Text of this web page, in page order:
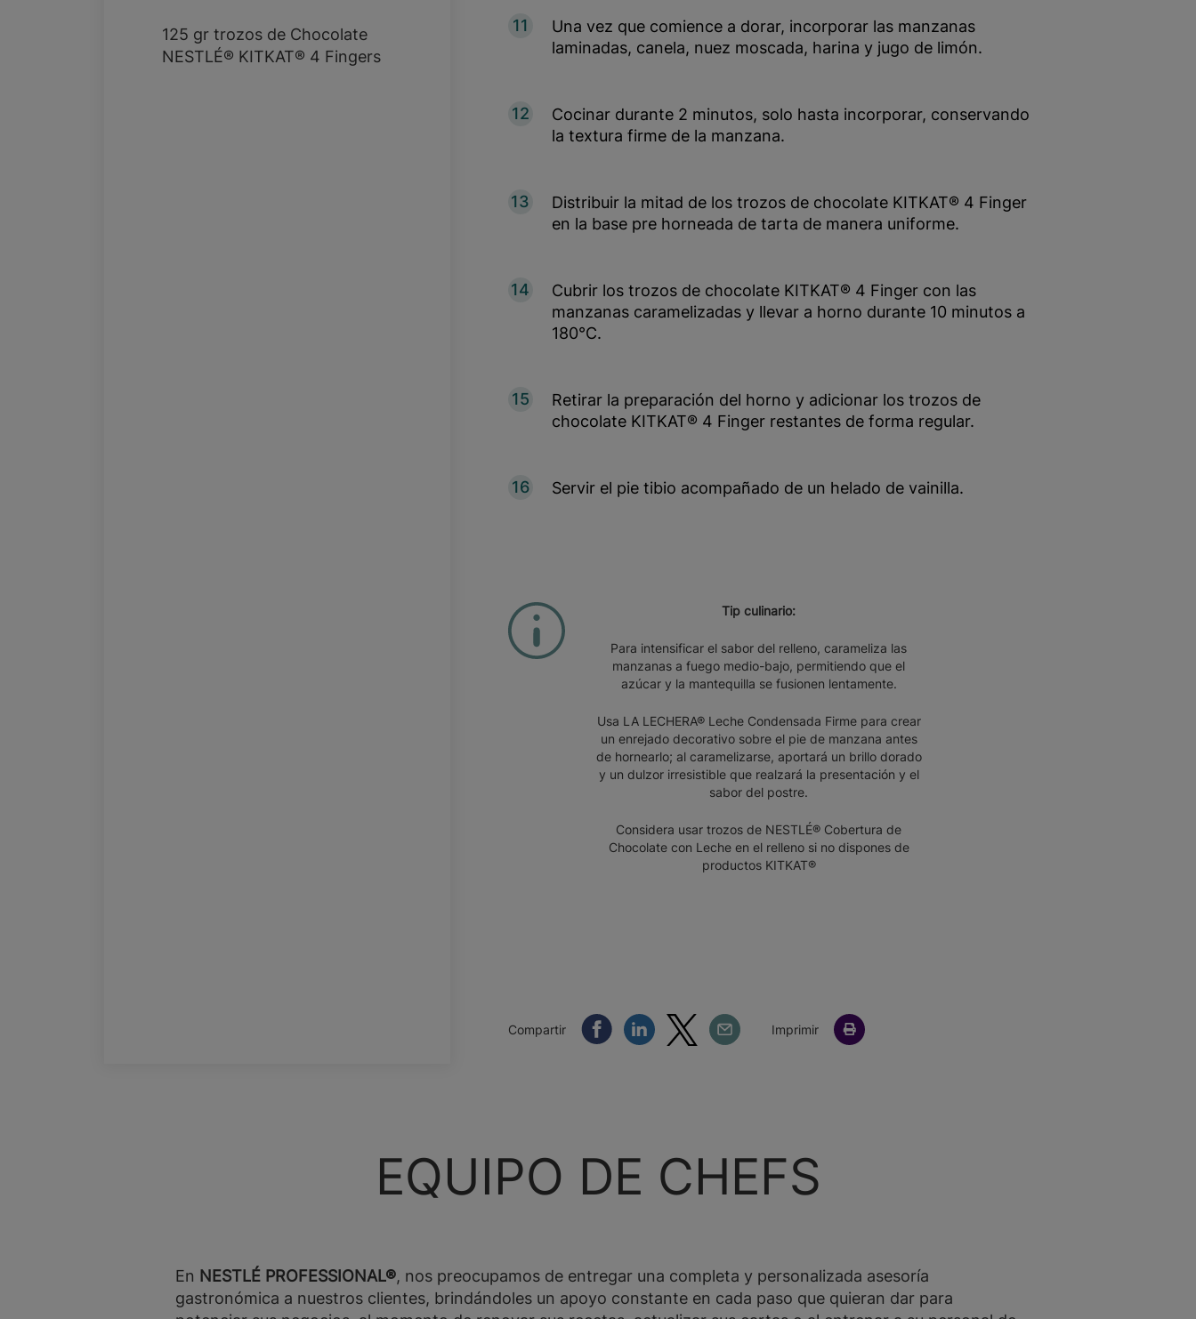
125 gr trozos de Chocolate
NESTLÉ® KITKAT® 4 Fingers
11
Una vez que comience a dorar, incorporar las manzanas
laminadas, canela, nuez moscada, harina y jugo de limón.
12
Cocinar durante 2 minutos, solo hasta incorporar, conservando
la textura firme de la manzana.
13
Distribuir la mitad de los trozos de chocolate KITKAT® 4 Finger
en la base pre horneada de tarta de manera uniforme.
14
Cubrir los trozos de chocolate KITKAT® 4 Finger con las
manzanas caramelizadas y llevar a horno durante 10 minutos a
180°C.
15
Retirar la preparación del horno y adicionar los trozos de
chocolate KITKAT® 4 Finger restantes de forma regular.
16 Servir el pie tibio acompañado de un helado de vainilla.
Tip culinario:
Para intensificar el sabor del relleno, carameliza las
manzanas a fuego medio-bajo, permitiendo que el
azúcar y la mantequilla se fusionen lentamente.
Usa LA LECHERA® Leche Condensada Firme para crear
un enrejado decorativo sobre el pie de manzana antes
de hornearlo; al caramelizarse, aportará un brillo dorado
y un dulzor irresistible que realzará la presentación y el
sabor del postre.
Considera usar trozos de NESTLÉ® Cobertura de
Chocolate con Leche en el relleno si no dispones de
productos KITKAT®
Compartir Compartir Facebook
Compartir Linkedin
Compartir Twitter
Compartir Email
Imprimir
EQUIPO DE CHEFS
En NESTLÉ PROFESSIONAL®, nos preocupamos de entregar una completa y personalizada asesoría
gastronómica a nuestros clientes, brindándoles un apoyo constante en cada paso que quieran dar para